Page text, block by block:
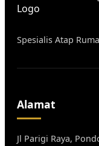
Spesialis Atap
Alamat
Jl Parigi Raya,